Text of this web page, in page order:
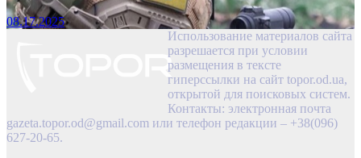
08.17.2025
Использование материалов сайта
разрешается при условии
размещения в тексте
гиперссылки на сайт topor.od.ua,
открытой для поисковых систем.
Контакты: электронная почта
gazeta.topor.od@gmail.com или телефон редакции – +38(096)
627-20-65.